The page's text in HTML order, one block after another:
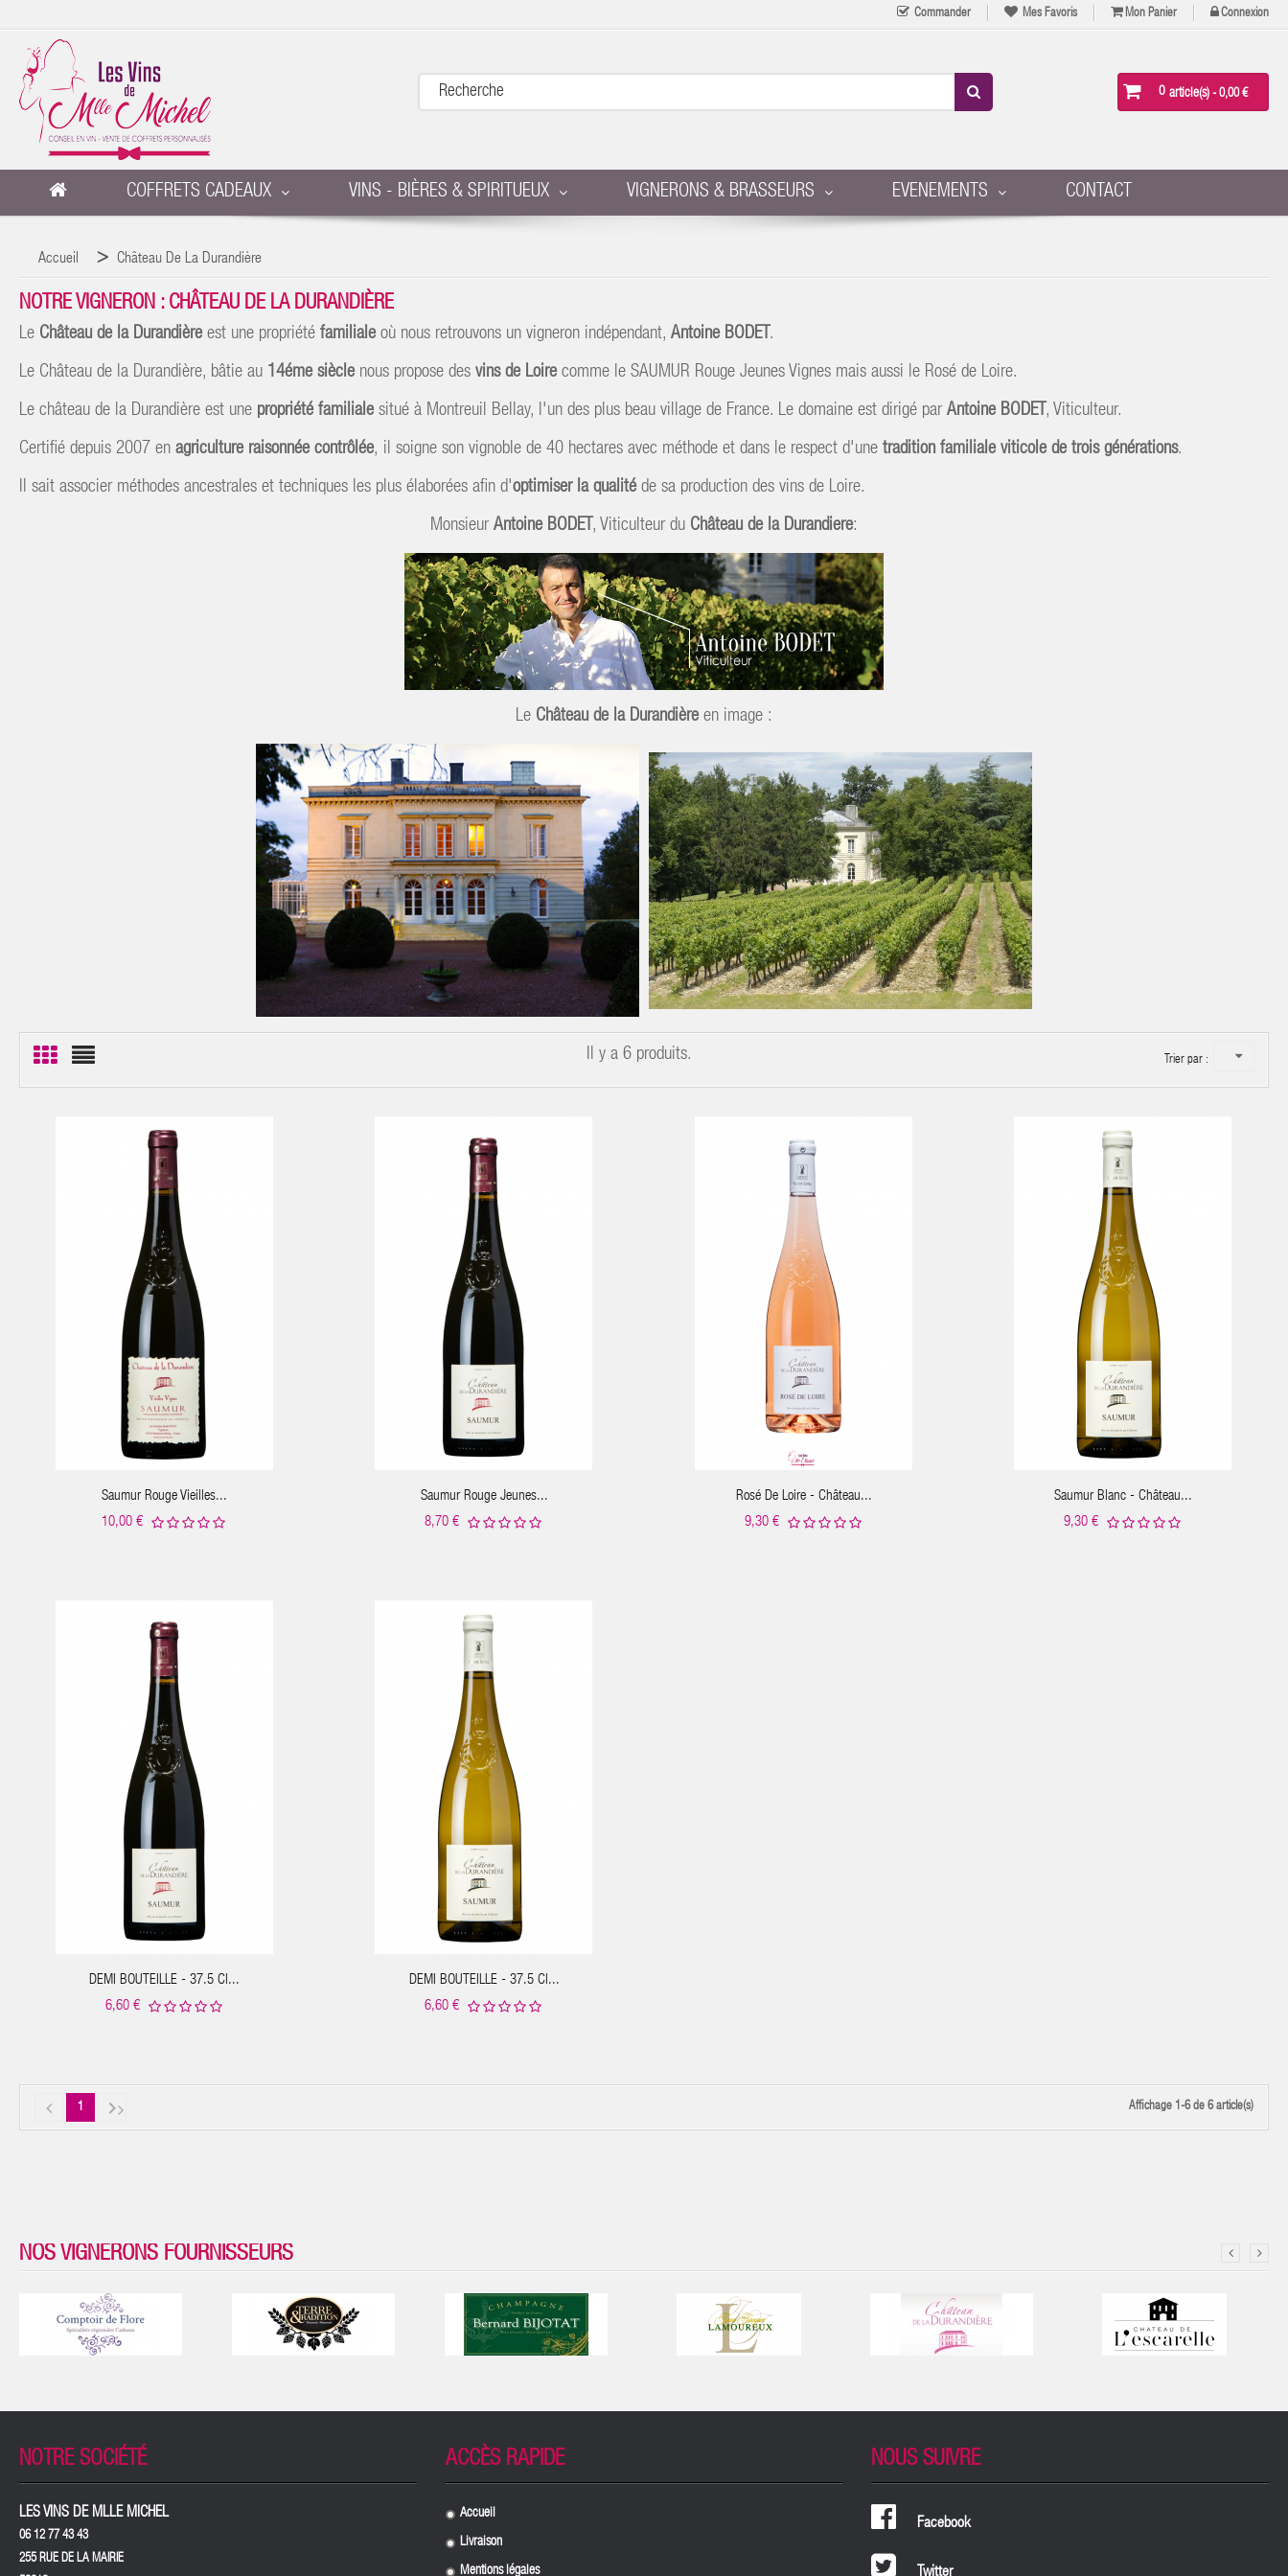
Commander Mes Favoris Mon Panier Connexion
article(s) - 0,00 €
0
COFFRETS CADEAUX VINS - BIÈRES & SPIRITUEUX VIGNERONS & BRASSEURS EVENEMENTS CONTACT
Accueil Château De La Durandière
NOTRE VIGNERON : CHÂTEAU DE LA DURANDIÈRE
Le Château de la Durandièreest une propriété familialeoù nous retrouvons un vigneron indépendant, Antoine BODET.
Le Château de la Durandière, bâtie au 14éme sièclenous propose des vins de Loirecomme le SAUMUR Rouge Jeunes Vignes mais aussi le Rosé de Loire.
Le château de la Durandière est une propriété familialesitué à Montreuil Bellay, l'un des plus beau village de France. Le domaine est dirigé par Antoine BODET, Viticulteur.
Certifié depuis 2007 en agriculture raisonnée contrôlée, il soigne son vignoble de 40 hectares avec méthode et dans le respect d'une tradition familiale viticole de trois générations.
Il sait associer méthodes ancestrales et techniques les plus élaborées afin d'optimiser la qualitéde sa production des vins de Loire.
Monsieur Antoine BODET, Viticulteur du Château de la Durandiere:
Le Château de la Durandièreen image :
Il y a 6 produits. Trier par :
Saumur Rouge Vieilles...
10,00 €
Saumur Rouge Jeunes...
8,70 €
Rosé De Loire - Château...
9,30 €
Saumur Blanc - Château...
9,30 €
DEMI BOUTEILLE - 37.5 Cl...
6,60 €
DEMI BOUTEILLE - 37.5 Cl...
6,60 €
1  Affichage 1-6 de 6 article(s)
NOS VIGNERONS FOURNISSEURS
NOTRE SOCIÉTÉ
LES VINS DE MLLE MICHEL
06 12 77 43 43
255 RUE DE LA MAIRIE
ACCÈS RAPIDE
.
Accueil
.
Livraison
Mentions légales
NOUS SUIVRE
Facebook